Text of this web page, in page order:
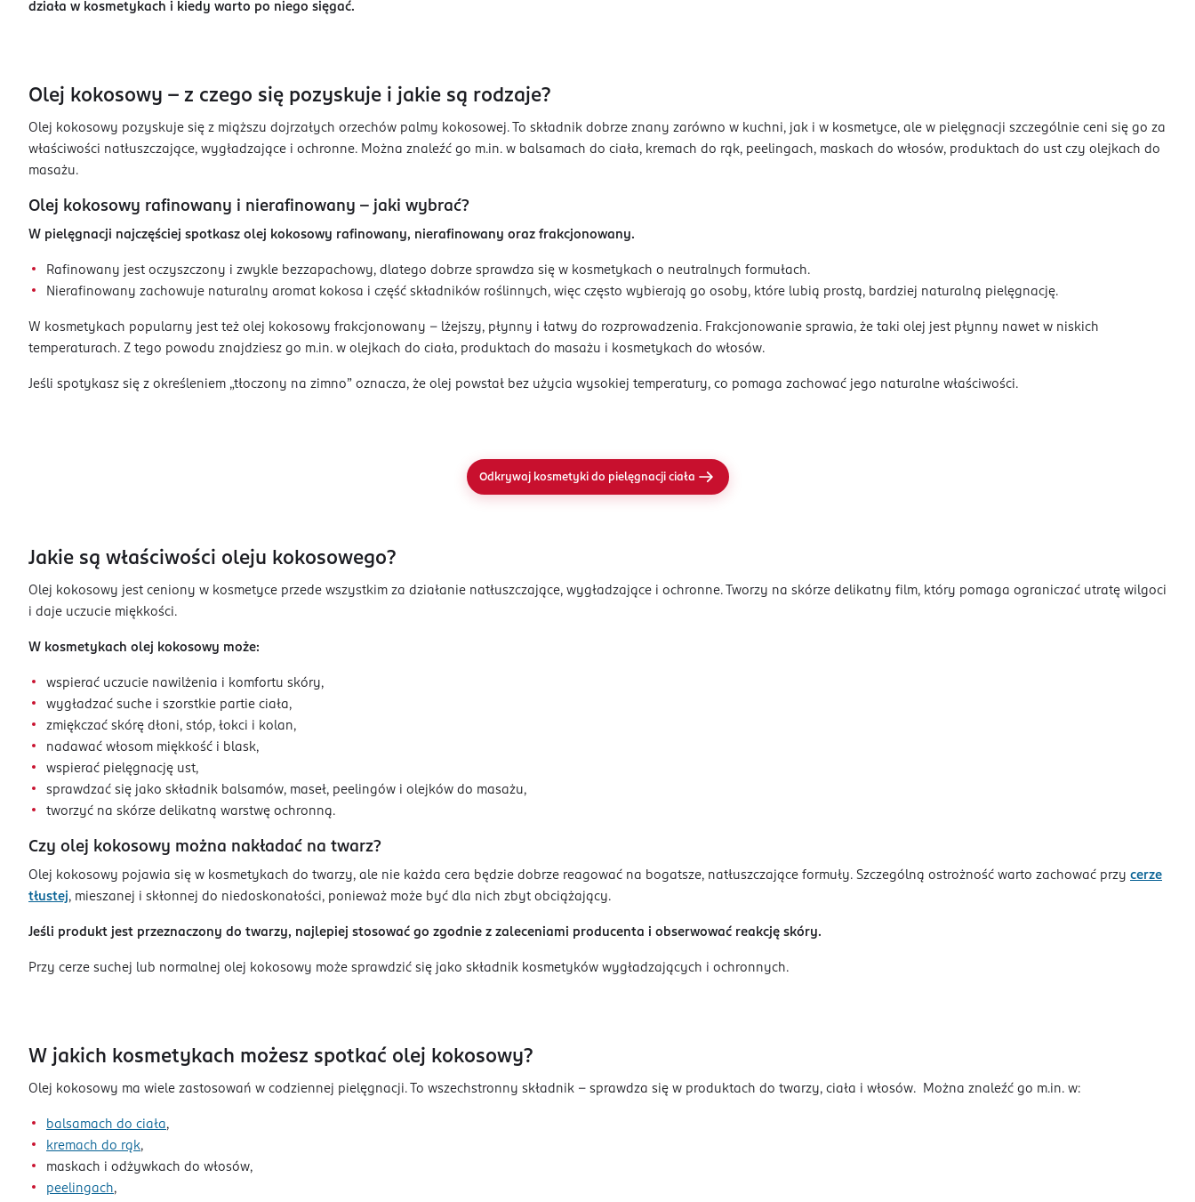
działa w kosmetykach i kiedy warto po niego sięgać.
Olej kokosowy – z czego się pozyskuje i jakie są rodzaje?
Olej kokosowy pozyskuje się z miąższu dojrzałych orzechów palmy kokosowej. To składnik dobrze znany zarówno w kuchni, jak i w kosmetyce, ale w pielęgnacji szczególnie ceni się go za
właściwości natłuszczające, wygładzające i ochronne. Można znaleźć go m.in. w balsamach do ciała, kremach do rąk, peelingach, maskach do włosów, produktach do ust czy olejkach do
masażu.
Olej kokosowy rafinowany i nierafinowany – jaki wybrać?
W pielęgnacji najczęściej spotkasz olej kokosowy rafinowany, nierafinowany oraz frakcjonowany.
Rafinowany jest oczyszczony i zwykle bezzapachowy, dlatego dobrze sprawdza się w kosmetykach o neutralnych formułach.
Nierafinowany zachowuje naturalny aromat kokosa i część składników roślinnych, więc często wybierają go osoby, które lubią prostą, bardziej naturalną pielęgnację.
W kosmetykach popularny jest też olej kokosowy frakcjonowany - lżejszy, płynny i łatwy do rozprowadzenia. Frakcjonowanie sprawia, że taki olej jest płynny nawet w niskich
temperaturach. Z tego powodu znajdziesz go m.in. w olejkach do ciała, produktach do masażu i kosmetykach do włosów.
Jeśli spotykasz się z określeniem „tłoczony na zimno” oznacza, że olej powstał bez użycia wysokiej temperatury, co pomaga zachować jego naturalne właściwości.
Odkrywaj kosmetyki do pielęgnacji ciała
Jakie są właściwości oleju kokosowego?
Olej kokosowy jest ceniony w kosmetyce przede wszystkim za działanie natłuszczające, wygładzające i ochronne. Tworzy na skórze delikatny film, który pomaga ograniczać utratę wilgoci
i daje uczucie miękkości.
W kosmetykach olej kokosowy może:
wspierać uczucie nawilżenia i komfortu skóry,
wygładzać suche i szorstkie partie ciała,
zmiękczać skórę dłoni, stóp, łokci i kolan,
nadawać włosom miękkość i blask,
wspierać pielęgnację ust,
sprawdzać się jako składnik balsamów, maseł, peelingów i olejków do masażu,
tworzyć na skórze delikatną warstwę ochronną.
Czy olej kokosowy można nakładać na twarz?
Olej kokosowy pojawia się w kosmetykach do twarzy, ale nie każda cera będzie dobrze reagować na bogatsze, natłuszczające formuły. Szczególną ostrożność warto zachować przy cerze
tłustej, mieszanej i skłonnej do niedoskonałości, ponieważ może być dla nich zbyt obciążający.
Jeśli produkt jest przeznaczony do twarzy, najlepiej stosować go zgodnie z zaleceniami producenta i obserwować reakcję skóry.
Przy cerze suchej lub normalnej olej kokosowy może sprawdzić się jako składnik kosmetyków wygładzających i ochronnych.
W jakich kosmetykach możesz spotkać olej kokosowy?
Olej kokosowy ma wiele zastosowań w codziennej pielęgnacji. To wszechstronny składnik – sprawdza się w produktach do twarzy, ciała i włosów. Można znaleźć go m.in. w:
balsamach do ciała,
kremach do rąk,
maskach i odżywkach do włosów,
peelingach,